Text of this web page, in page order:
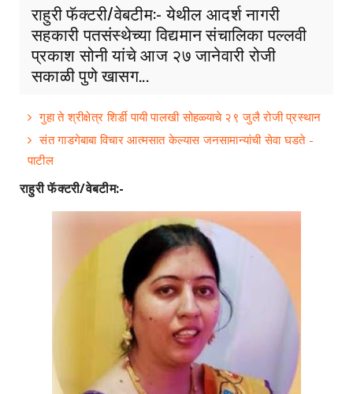
राहुरी फॅक्टरी/वेबटीम:- येथील आदर्श नागरी
सहकारी पतसंस्थेच्या विद्यमान संचालिका पल्लवी
प्रकाश सोनी यांचे आज २७ जानेवारी रोजी
सकाळी पुणे खासग...
गुहा ते श्रीक्षेत्र शिर्डी पायी पालखी सोहळ्याचे २९ जुलै रोजी प्रस्थान
संत गाडगेबाबा विचार आत्मसात केल्यास जनसामान्यांची सेवा घडते -
पाटील
राहुरी फॅक्टरी/वेबटीम:-